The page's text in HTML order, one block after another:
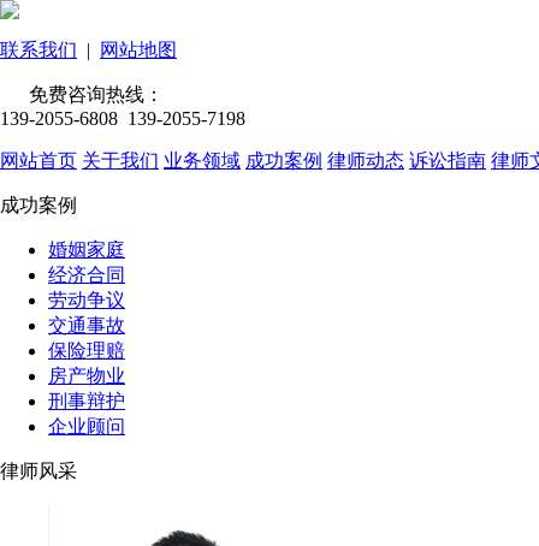
联系我们 | 网站地图
免费咨询热线：
139-2055-6808 139-2055-7198
网站首页 关于我们 业务领域 成功案例 律师动态 诉讼指南 律师
成功案例
婚姻家庭
经济合同
劳动争议
交通事故
保险理赔
房产物业
刑事辩护
企业顾问
律师风采